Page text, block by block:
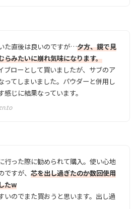
た直後は良いのですが…夕方、鏡で見
らみたいに崩れ気味になります。
ブローとして買いましたが、サブのア
ってしまいました。パウダーと併用し
感じに結果なっています。
行った際に勧められて購入。使い心地
ですが、 芯を出し過ぎたのか数回使用
たw
いのでまた買おうと思います。出し過